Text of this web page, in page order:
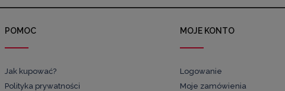
POMOC
Jak kupować?
Polityka prywatności
MOJE KONTO
Logowanie
Moje zamówienia